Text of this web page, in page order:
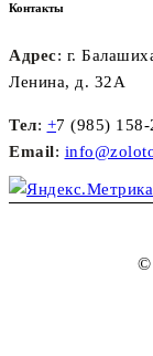
Контакты
Адрес: г.
Ленина, д. 32А
Тел: +7 (985) 158-
Email:
©